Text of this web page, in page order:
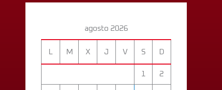
agosto 2026
L M X J V S D
1 2